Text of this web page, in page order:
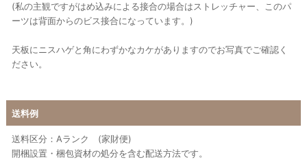
(私の主観ですがはめ込みによる接合の場合はストレッチャー、このパ
ーツは背面からのビス接合になっています。)
天板にニスハゲと角にわずかなカケがありますのでお写真でご確認く
ださい。
送料例
送料区分：Aランク (家財便)
開梱設置・梱包資材の処分を含む配送方法です。